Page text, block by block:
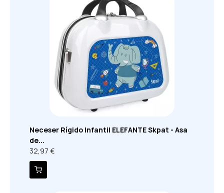
Neceser Rígido Infantil ELEFANTE Skpat - Asa
de...
32,97 €